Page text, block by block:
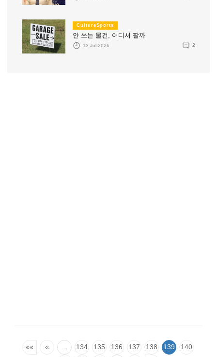
CultureSports
안 쓰는 물건, 어디서 팔까
13 Jul 2026 2
«« « … 134 135 136 137 138 139
140